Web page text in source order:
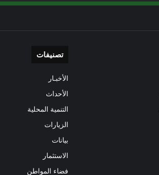
تصنيفات
الأخبـار
الأحداث
التنمية المحلية
الزيارات
بيانات
الاستثمار
فضاء المواطن